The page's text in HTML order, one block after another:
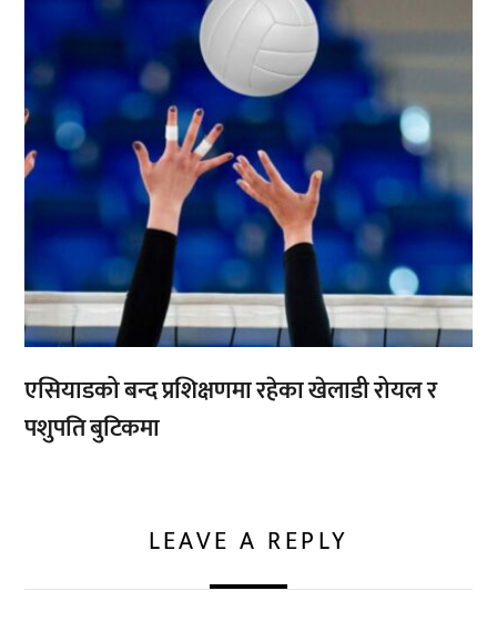
एसियाडको बन्द प्रशिक्षणमा रहेका खेलाडी रोयल र
पशुपति बुटिकमा
LEAVE A REPLY